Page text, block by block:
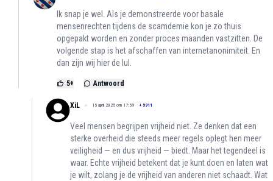
Ik snap je wel. Als je demonstreerde voor basale
mensenrechten tijdens de scamdemie kon je zo thuis
opgepakt worden en zonder proces maanden vastzitten. De
volgende stap is het afschaffen van internetanonimiteit. En
dan zijn wij hier de lul.
5+ Antwoord
XiL 15 april 2025 om 17:59 + 5911
Veel mensen begrijpen vrijheid niet. Ze denken dat een
sterke overheid die steeds meer regels oplegt hen meer
veiligheid — en dus vrijheid — biedt. Maar het tegendeel is
waar. Echte vrijheid betekent dat je kunt doen en laten wat
je wilt, zolang je de vrijheid van anderen niet schaadt. Wat